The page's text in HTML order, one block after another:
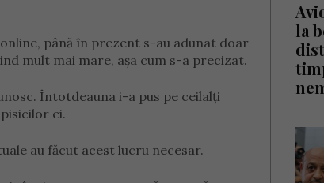
până în prezent s-au adunat doar
mult mai mare, așa cum s-a precizat.
Întotdeauna i-a pus pe ceilalți
ei.
au făcut acest lucru necesar.
la